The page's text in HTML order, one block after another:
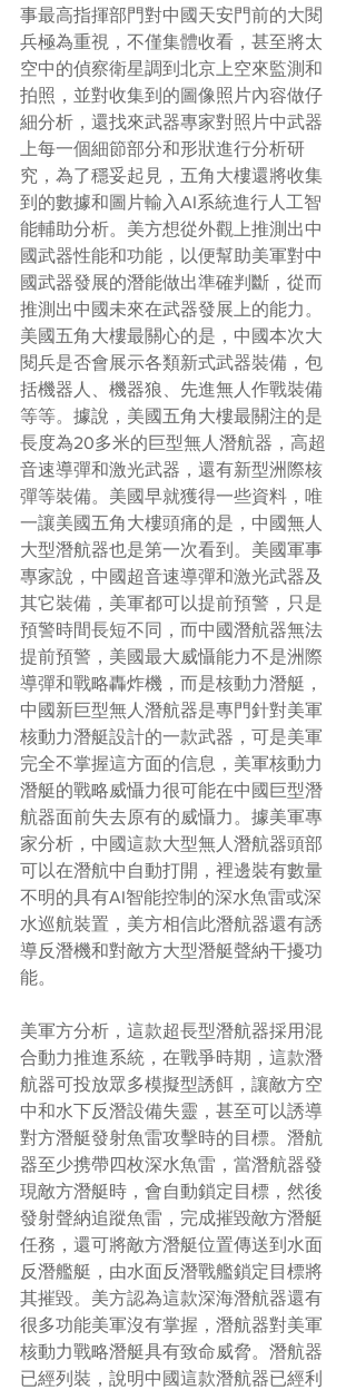
事最高指揮部門對中國天安門前的大閱
兵極為重視，不僅集體收看，甚至將太
空中的偵察衛星調到北京上空來監測和
拍照，並對收集到的圖像照片內容做仔
細分析，還找來武器專家對照片中武器
上每一個細節部分和形狀進行分析研
究，為了穩妥起見，五角大樓還將收集
到的數據和圖片輸入AI系統進行人工智
能輔助分析。美方想從外觀上推測出中
國武器性能和功能，以便幫助美軍對中
國武器發展的潛能做出準確判斷，從而
推測出中國未來在武器發展上的能力。
美國五角大樓最關心的是，中國本次大
閱兵是否會展示各類新式武器裝備，包
括機器人、機器狼、先進無人作戰裝備
等等。據說，美國五角大樓最關注的是
長度為20多米的巨型無人潛航器，高超
音速導彈和激光武器，還有新型洲際核
彈等裝備。美國早就獲得一些資料，唯
一讓美國五角大樓頭痛的是，中國無人
大型潛航器也是第一次看到。美國軍事
專家說，中國超音速導彈和激光武器及
其它裝備，美軍都可以提前預警，只是
預警時間長短不同，而中國潛航器無法
提前預警，美國最大威懾能力不是洲際
導彈和戰略轟炸機，而是核動力潛艇，
中國新巨型無人潛航器是專門針對美軍
核動力潛艇設計的一款武器，可是美軍
完全不掌握這方面的信息，美軍核動力
潛艇的戰略威懾力很可能在中國巨型潛
航器面前失去原有的威懾力。據美軍專
家分析，中國這款大型無人潛航器頭部
可以在潛航中自動打開，裡邊裝有數量
不明的具有AI智能控制的深水魚雷或深
水巡航裝置，美方相信此潛航器還有誘
導反潛機和對敵方大型潛艇聲納干擾功
能。
美軍方分析，這款超長型潛航器採用混
合動力推進系統，在戰爭時期，這款潛
航器可投放眾多模擬型誘餌，讓敵方空
中和水下反潛設備失靈，甚至可以誘導
對方潛艇發射魚雷攻擊時的目標。潛航
器至少携帶四枚深水魚雷，當潛航器發
現敵方潛艇時，會自動鎖定目標，然後
發射聲納追蹤魚雷，完成摧毀敵方潛艇
任務，還可將敵方潛艇位置傳送到水面
反潛艦艇，由水面反潛戰艦鎖定目標將
其摧毀。美方認為這款深海潛航器還有
很多功能美軍沒有掌握，潛航器對美軍
核動力戰略潛艇具有致命威脅。潛航器
已經列裝，說明中國這款潛航器已經利